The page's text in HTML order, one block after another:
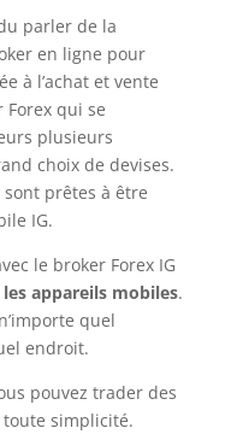
parler de la
en ligne pour
à l’achat et vente
Forex qui se
plusieurs
choix de devises.
sont prêtes à être
IG.
le broker Forex IG
appareils mobiles.
quel
endroit.
pouvez trader des
toute simplicité.